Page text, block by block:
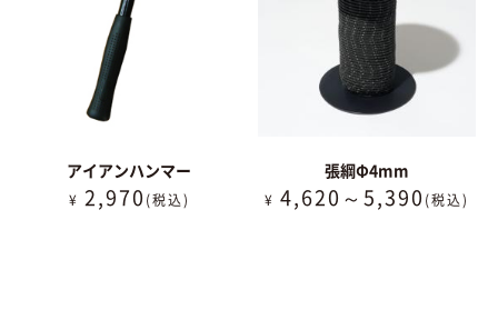
アイアンハンマー
¥ 2,970 (税込)
張綱Φ4mm
¥ 4,620～5,390 (税込)